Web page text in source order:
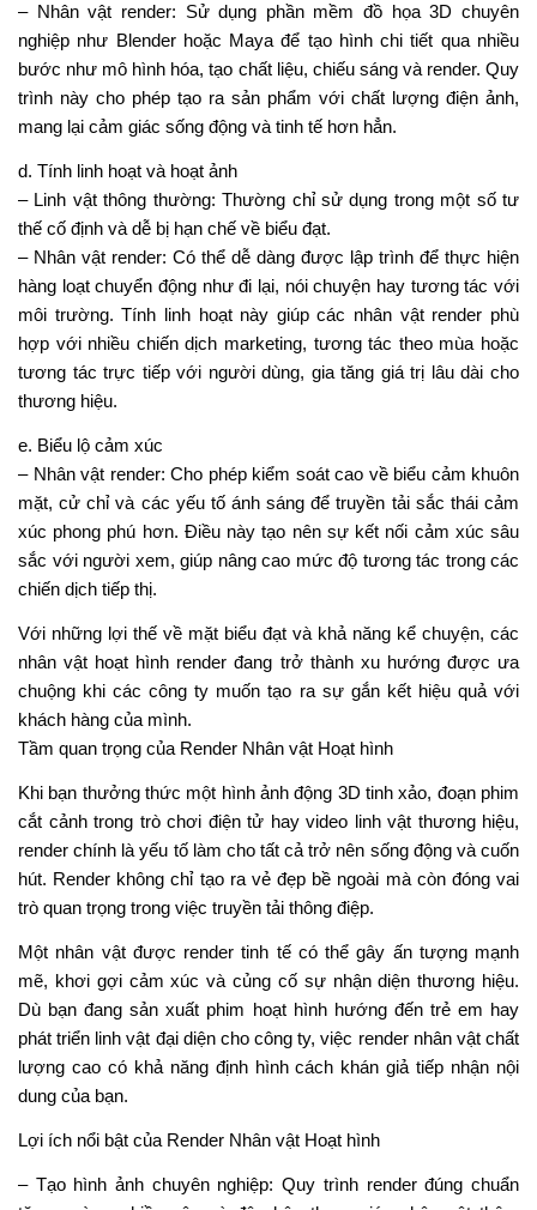
– Nhân vật render: Sử dụng phần mềm đồ họa 3D chuyên
nghiệp như Blender hoặc Maya để tạo hình chi tiết qua nhiều
bước như mô hình hóa, tạo chất liệu, chiếu sáng và render. Quy
trình này cho phép tạo ra sản phẩm với chất lượng điện ảnh,
mang lại cảm giác sống động và tinh tế hơn hẳn.
d. Tính linh hoạt và hoạt ảnh
– Linh vật thông thường: Thường chỉ sử dụng trong một số tư
thế cố định và dễ bị hạn chế về biểu đạt.
– Nhân vật render: Có thể dễ dàng được lập trình để thực hiện
hàng loạt chuyển động như đi lại, nói chuyện hay tương tác với
môi trường. Tính linh hoạt này giúp các nhân vật render phù
hợp với nhiều chiến dịch marketing, tương tác theo mùa hoặc
tương tác trực tiếp với người dùng, gia tăng giá trị lâu dài cho
thương hiệu.
e. Biểu lộ cảm xúc
– Nhân vật render: Cho phép kiểm soát cao về biểu cảm khuôn
mặt, cử chỉ và các yếu tố ánh sáng để truyền tải sắc thái cảm
xúc phong phú hơn. Điều này tạo nên sự kết nối cảm xúc sâu
sắc với người xem, giúp nâng cao mức độ tương tác trong các
chiến dịch tiếp thị.
Với những lợi thế về mặt biểu đạt và khả năng kể chuyện, các
nhân vật hoạt hình render đang trở thành xu hướng được ưa
chuộng khi các công ty muốn tạo ra sự gắn kết hiệu quả với
khách hàng của mình.
Tầm quan trọng của Render Nhân vật Hoạt hình
Khi bạn thưởng thức một hình ảnh động 3D tinh xảo, đoạn phim
cắt cảnh trong trò chơi điện tử hay video linh vật thương hiệu,
render chính là yếu tố làm cho tất cả trở nên sống động và cuốn
hút. Render không chỉ tạo ra vẻ đẹp bề ngoài mà còn đóng vai
trò quan trọng trong việc truyền tải thông điệp.
Một nhân vật được render tinh tế có thể gây ấn tượng mạnh
mẽ, khơi gợi cảm xúc và củng cố sự nhận diện thương hiệu.
Dù bạn đang sản xuất phim hoạt hình hướng đến trẻ em hay
phát triển linh vật đại diện cho công ty, việc render nhân vật chất
lượng cao có khả năng định hình cách khán giả tiếp nhận nội
dung của bạn.
Lợi ích nổi bật của Render Nhân vật Hoạt hình
– Tạo hình ảnh chuyên nghiệp: Quy trình render đúng chuẩn